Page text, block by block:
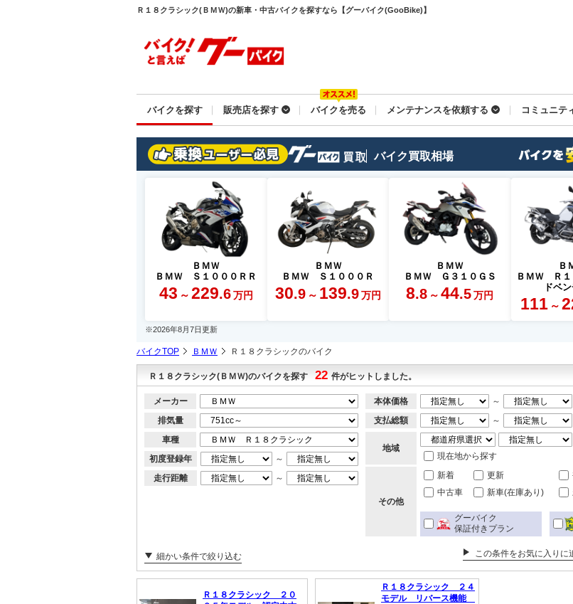
Ｒ１８クラシック(ＢＭＷ)の新車・中古バイクを探すなら【グーバイク(GooBike)】
バイクを探す 販売店を探す バイクを売る メンテナンスを依頼する コミュニテ
バイク買取相場
ＢＭＷ
ＢＭＷ Ｓ１０００ＲＲ
43 ～ 229.6 万円
ＢＭＷ
ＢＭＷ Ｓ１０００Ｒ
30.9 ～ 139.9 万円
ＢＭＷ
ＢＭＷ Ｇ３１０ＧＳ
8.8 ～ 44.5 万円
Ｂ
ＢＭＷ Ｒ１
ドベ
111 ～
※2026年8月7日更新
バイクTOP ＢＭＷ Ｒ１８クラシックのバイク
Ｒ１８クラシック(ＢＭＷ)のバイクを探す 22 件がヒットしました。
メーカー
排気量
車種
初度登録年
～
走行距離
～
本体価格 ～
支払総額
～
地域
現在地から探す
その他
新着 更新
中古車
新車(在庫あり)
グーバイク
保証付きプラン
細かい条件で絞り込む この条件をお気に入りに
Ｒ１８クラシック ２０
Ｒ１８クラシック ２４
モデル リバース機能